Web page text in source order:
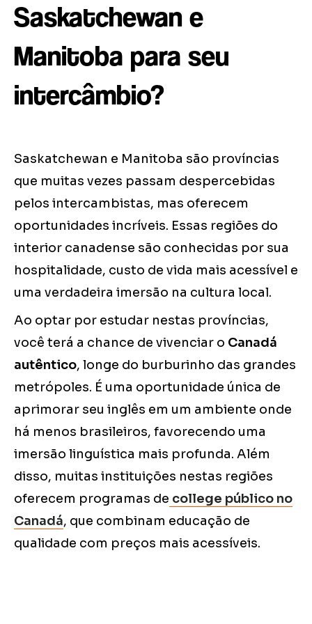
Saskatchewan e
Manitoba para seu
intercâmbio?
Saskatchewan e Manitoba são províncias
que muitas vezes passam despercebidas
pelos intercambistas, mas oferecem
oportunidades incríveis. Essas regiões do
interior canadense são conhecidas por sua
hospitalidade, custo de vida mais acessível e
uma verdadeira imersão na cultura local.
Ao optar por estudar nestas províncias,
você terá a chance de vivenciar o Canadá
autêntico, longe do burburinho das grandes
metrópoles. É uma oportunidade única de
aprimorar seu inglês em um ambiente onde
há menos brasileiros, favorecendo uma
imersão linguística mais profunda. Além
disso, muitas instituições nestas regiões
oferecem programas de college público no
Canadá, que combinam educação de
qualidade com preços mais acessíveis.